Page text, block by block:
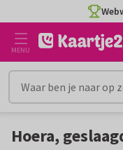
naar
inhoud
naar
het
filter
MENU
Hoera,